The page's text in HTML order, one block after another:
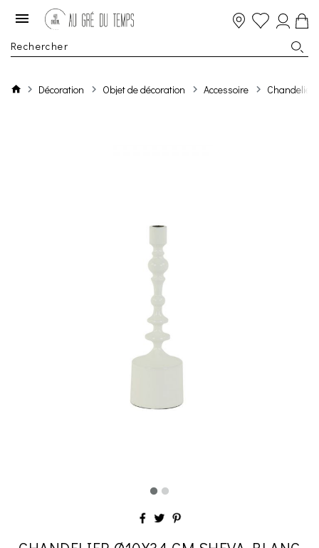
Décoration Objet de décoration Accessoire Chandelier